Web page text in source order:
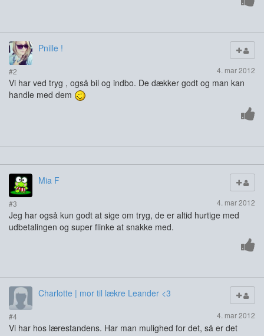
Pnille !
#2 4. mar 2012
Vi har ved tryg , også bil og indbo. De dækker godt og man kan
handle med dem
Mia F
#3 4. mar 2012
Jeg har også kun godt at sige om tryg, de er altid hurtige med
udbetalingen og super flinke at snakke med.
Charlotte | mor til lækre Leander <3
#4 4. mar 2012
Vi har hos lærestandens. Har man mulighed for det, så er det